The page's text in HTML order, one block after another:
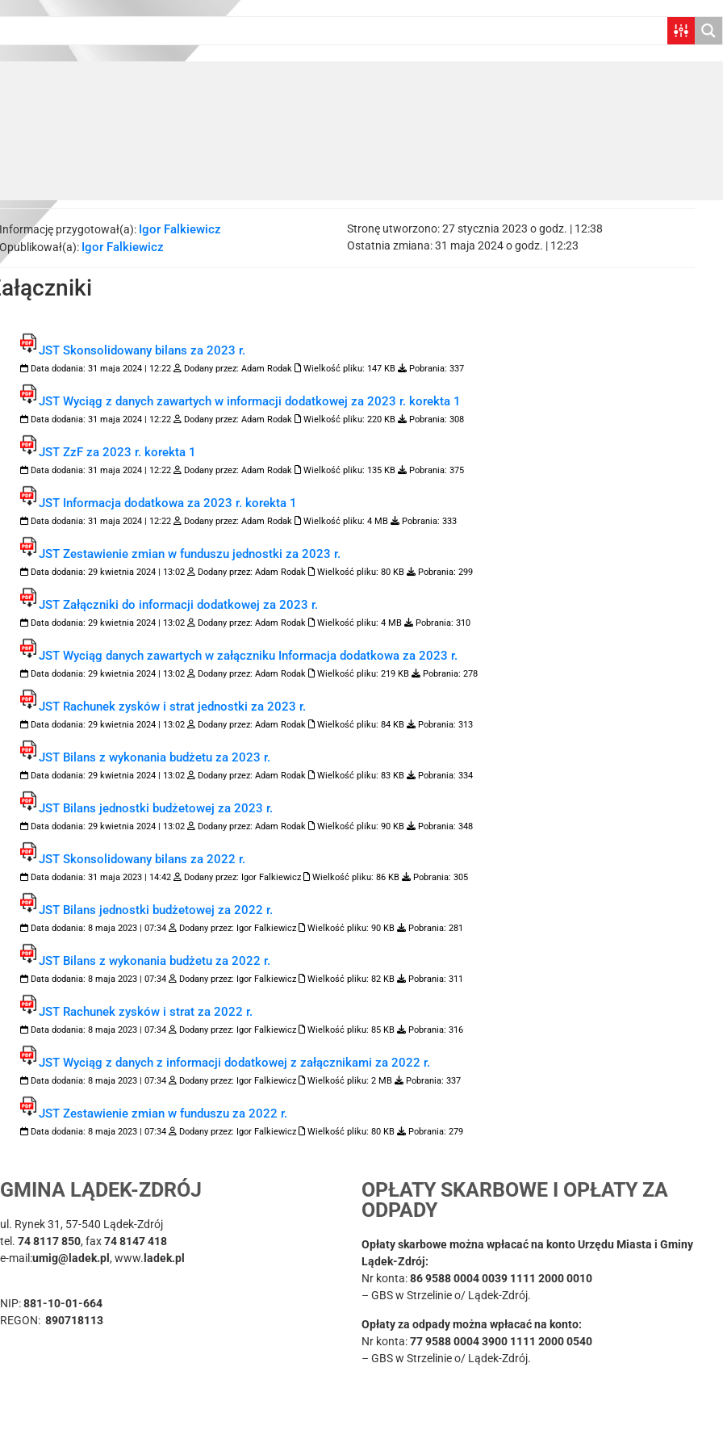
Informację przygotował(a): Igor Falkiewicz
Opublikował(a): Igor Falkiewicz
Stronę utworzono:27 stycznia 2023 o godz. | 12:38
Ostatnia zmiana:31 maja 2024 o godz. | 12:23
JST Skonsolidowany bilans za 2023 r.
Data dodania: 31 maja 2024 | 12:22 Dodany przez: Adam Rodak Wielkość pliku: 147 KB Pobrania: 337
JST Wyciąg z danych zawartych w informacji dodatkowej za 2023 r. korekta 1
Data dodania: 31 maja 2024 | 12:22 Dodany przez: Adam Rodak Wielkość pliku: 220 KB Pobrania: 308
JST ZzF za 2023 r. korekta 1
Data dodania: 31 maja 2024 | 12:22 Dodany przez: Adam Rodak Wielkość pliku: 135 KB Pobrania: 375
JST Informacja dodatkowa za 2023 r. korekta 1
Data dodania: 31 maja 2024 | 12:22 Dodany przez: Adam Rodak Wielkość pliku: 4 MB Pobrania: 333
JST Zestawienie zmian w funduszu jednostki za 2023 r.
Data dodania: 29 kwietnia 2024 | 13:02 Dodany przez: Adam Rodak Wielkość pliku: 80 KB Pobrania: 299
JST Załączniki do informacji dodatkowej za 2023 r.
Data dodania: 29 kwietnia 2024 | 13:02 Dodany przez: Adam Rodak Wielkość pliku: 4 MB Pobrania: 310
JST Wyciąg danych zawartych w załączniku Informacja dodatkowa za 2023 r.
Data dodania: 29 kwietnia 2024 | 13:02 Dodany przez: Adam Rodak Wielkość pliku: 219 KB Pobrania: 278
JST Rachunek zysków i strat jednostki za 2023 r.
Data dodania: 29 kwietnia 2024 | 13:02 Dodany przez: Adam Rodak Wielkość pliku: 84 KB Pobrania: 313
JST Bilans z wykonania budżetu za 2023 r.
Data dodania: 29 kwietnia 2024 | 13:02 Dodany przez: Adam Rodak Wielkość pliku: 83 KB Pobrania: 334
JST Bilans jednostki budżetowej za 2023 r.
Data dodania: 29 kwietnia 2024 | 13:02 Dodany przez: Adam Rodak Wielkość pliku: 90 KB Pobrania: 348
JST Skonsolidowany bilans za 2022 r.
Data dodania: 31 maja 2023 | 14:42 Dodany przez: Igor Falkiewicz Wielkość pliku: 86 KB Pobrania: 305
JST Bilans jednostki budżetowej za 2022 r.
Data dodania: 8 maja 2023 | 07:34 Dodany przez: Igor Falkiewicz Wielkość pliku: 90 KB Pobrania: 281
JST Bilans z wykonania budżetu za 2022 r.
Data dodania: 8 maja 2023 | 07:34 Dodany przez: Igor Falkiewicz Wielkość pliku: 82 KB Pobrania: 311
JST Rachunek zysków i strat za 2022 r.
Data dodania: 8 maja 2023 | 07:34 Dodany przez: Igor Falkiewicz Wielkość pliku: 85 KB Pobrania: 316
JST Wyciąg z danych z informacji dodatkowej z załącznikami za 2022 r.
Data dodania: 8 maja 2023 | 07:34 Dodany przez: Igor Falkiewicz Wielkość pliku: 2 MB Pobrania: 337
JST Zestawienie zmian w funduszu za 2022 r.
Data dodania: 8 maja 2023 | 07:34 Dodany przez: Igor Falkiewicz Wielkość pliku: 80 KB Pobrania: 279
GMINA LĄDEK-ZDRÓJ
ul. Rynek 31, 57-540 Lądek-Zdrój
tel. 74 8117 850, fax74 8147 418
e-mail:umig@ladek.pl , www. ladek.pl
NIP:881-10-01-664
REGON: 890718113
OPŁATY SKARBOWE I OPŁATY ZA
ODPADY
Opłaty skarbowe można wpłacać na konto Urzędu Miasta i Gminy
Lądek-Zdrój:
Nr konta:86 9588 0004 0039 1111 2000 0010
– GBS w Strzelinie o/ Lądek-Zdrój.
Opłaty za odpady można wpłacać na konto:
Nr konta:77 9588 0004 3900 1111 2000 0540
– GBS w Strzelinie o/ Lądek-Zdrój.